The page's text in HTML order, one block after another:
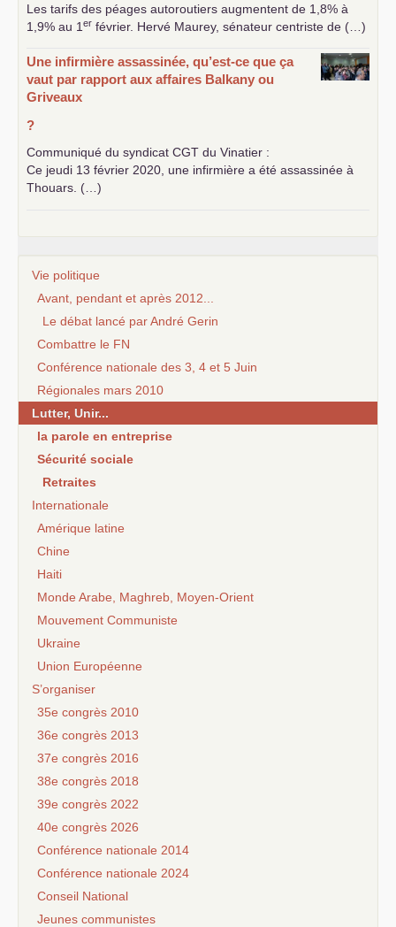
Les tarifs des péages autoroutiers augmentent de 1,8% à
1,9% au 1 er février. Hervé Maurey, sénateur centriste de (…)
Une infirmière assassinée, qu’est-ce que ça
vaut par rapport aux affaires Balkany ou
Griveaux
?
Communiqué du syndicat CGT du Vinatier :
Ce jeudi 13 février 2020, une infirmière a été assassinée à
Thouars. (…)
Vie politique
Avant, pendant et après 2012...
Le débat lancé par André Gerin
Combattre le FN
Conférence nationale des 3, 4 et 5 Juin
Régionales mars 2010
Lutter, Unir...
la parole en entreprise
Sécurité sociale
Retraites
Internationale
Amérique latine
Chine
Haiti
Monde Arabe, Maghreb, Moyen-Orient
Mouvement Communiste
Ukraine
Union Européenne
S’organiser
35e congrès 2010
36e congrès 2013
37e congrès 2016
38e congrès 2018
39e congrès 2022
40e congrès 2026
Conférence nationale 2014
Conférence nationale 2024
Conseil National
Jeunes communistes